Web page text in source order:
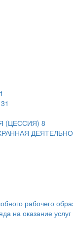
(ЦЕССИЯ) 8
рабочего
на оказание